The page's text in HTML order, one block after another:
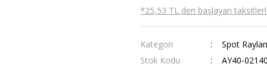
*25,53 TL den başlayan
Kategori
Spot Rayları
Stok Kodu
AY40-02140